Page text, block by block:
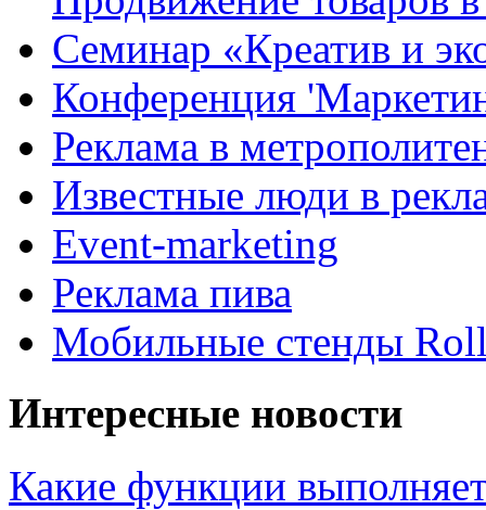
Семинар «Креатив и
Конференция
Реклама в
Известные люди в
Event-marketing
Реклама пива
Мобильные стенды
Интересные новости
Какие функции